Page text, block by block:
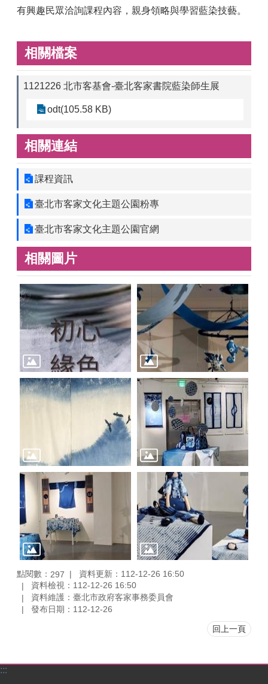
有興趣民眾洽詢課程內容，親身領略與學習藍染技藝。
相關檔案
1121226 北市客基會-臺北客家書院藍染師生展
odt(105.58 KB)
相關連結
課程資訊
臺北市客家文化主題公園粉專
臺北市客家文化主題公園官網
相關圖片
點閱數： 297
資料更新：112-12-26 16:50
資料檢視：112-12-26 16:50
資料維護：臺北市政府客家事務委員會
發布日期：112-12-26
回上一頁
:::